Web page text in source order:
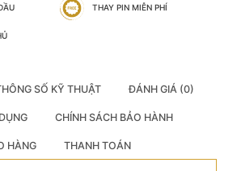
THAY PIN MIỄN PHÍ
SỐ KỸ THUẬT ĐÁNH GIÁ (0)
CHÍNH SÁCH BẢO HÀNH
HÀNG THANH TOÁN